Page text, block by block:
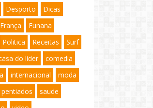
Desporto
Dicas
França
Funana
Politica Receitas
Surf
do lider
comedia
internacional
moda
pentiados
saude